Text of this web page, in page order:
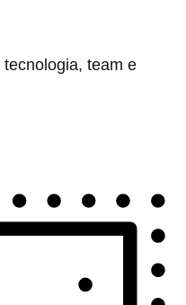
team e